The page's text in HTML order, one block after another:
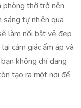
phòng thờ trở nên
sáng tự nhiên qua
làm nổi bật vẻ đẹp
cảm giác ấm áp và
không chỉ đang
tạo ra một nơi để